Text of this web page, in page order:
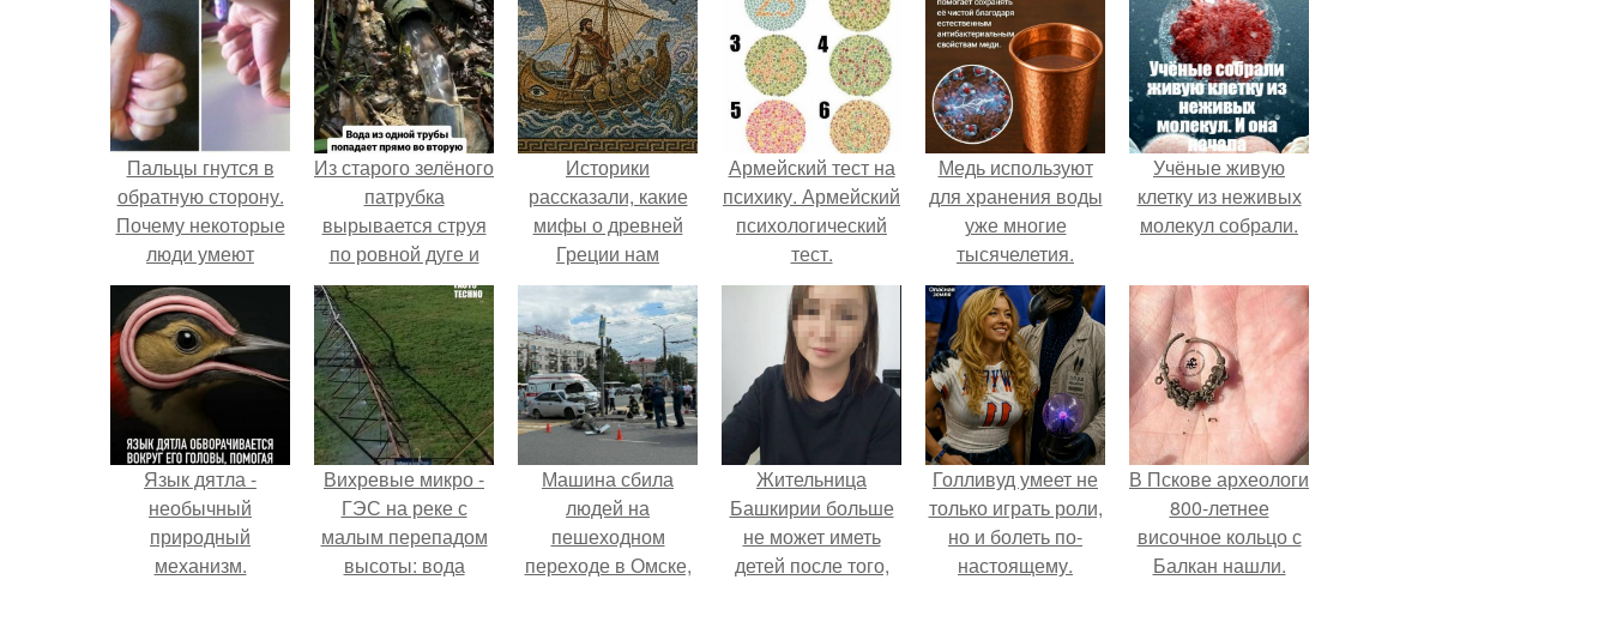
Пальцы гнутся в
обратную сторону.
Почему некоторые
люди умеют
выгибать палец в
обратную сторону?
Из старого зелёного
патрубка
вырывается струя
по ровной дуге и
точно попадает в
отверстие нижней
трубы.
Историки
рассказали, какие
мифы о древней
Греции нам
навязало кино.
Армейский тест на
психику. Армейский
психологический
тест.
Медь используют
для хранения воды
уже многие
тысячелетия.
Учёные живую
клетку из неживых
молекул собрали.
Язык дятла -
необычный
природный
механизм.
Вихревые микро -
ГЭС на реке с
малым перепадом
высоты: вода
Машина сбила
людей на
пешеходном
переходе в Омске,
Жительница
Башкирии больше
не может иметь
детей после того,
Голливуд умеет не
только играть роли,
но и болеть по-
настоящему.
В Пскове археологи
800-летнее
височное кольцо с
Балкан нашли.